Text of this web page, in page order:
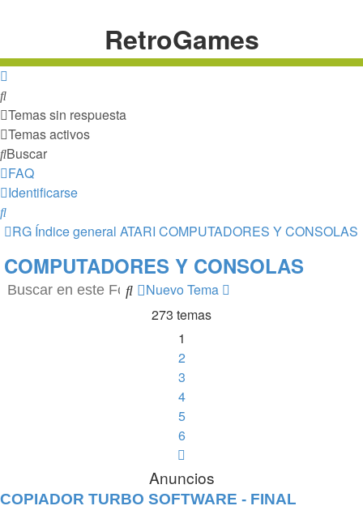
RetroGames
Buscar
Temas sin respuesta
Temas activos
Buscar
FAQ
Identificarse
Buscar
RG Índice general ATARI COMPUTADORES Y CONSOLAS
COMPUTADORES Y CONSOLAS
Nuevo Tema
Buscar
Búsqueda
avanzada
273 temas
1
2
3
4
5
6
Anuncios
COPIADOR TURBO SOFTWARE - FINAL